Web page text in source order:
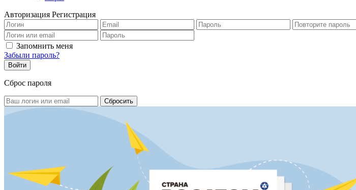
Авторизация Регистрация
Запомнить меня
Забыли пароль?
Сброс пароля